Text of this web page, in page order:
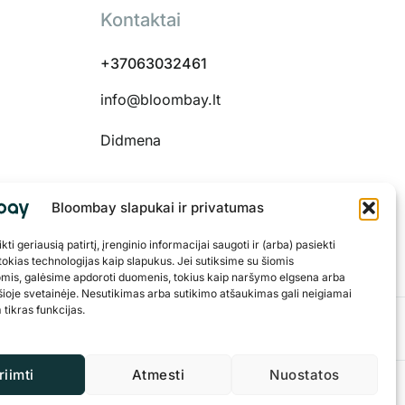
Bloombay slapukai ir privatumas
geriausią patirtį, įrenginio informacijai saugoti ir (arba) pasiekti
technologijas kaip slapukus. Jei sutiksime su šiomis
galėsime apdoroti duomenis, tokius kaip naršymo elgsena arba
svetainėje. Nesutikimas arba sutikimo atšaukimas gali neigiamai
tikras funkcijas.
Atmesti Nuostatos
Kontaktai
+37063032461
info@bloombay.lt
Didmena